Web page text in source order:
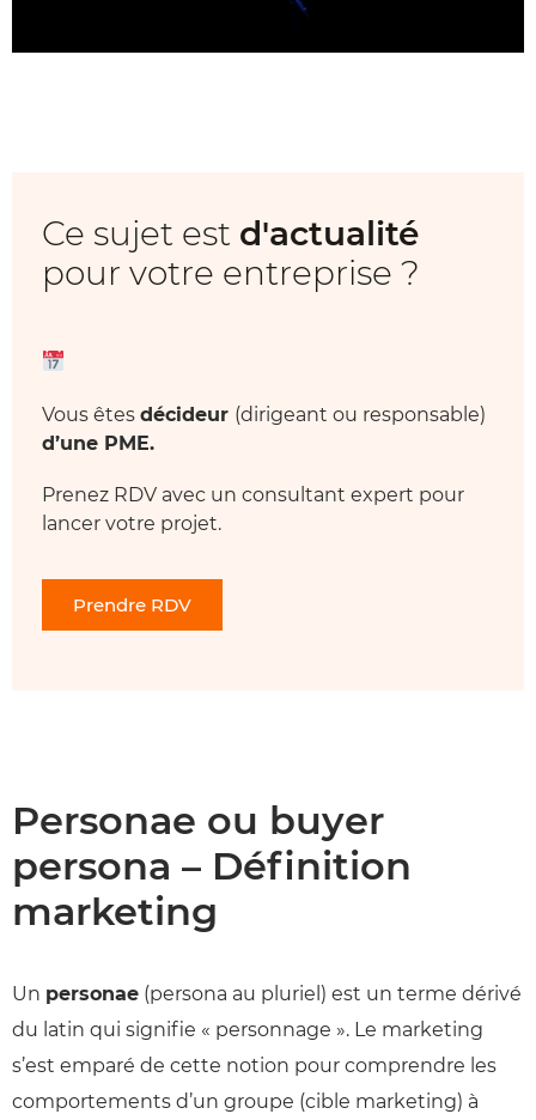
Ce sujet est d'actualité
pour votre entreprise ?
Vous êtes décideur (dirigeant ou responsable)
d’une PME.
Prenez RDV avec un consultant expert pour
lancer votre projet.
Prendre RDV
Personae ou buyer
persona – Définition
marketing
Un personae (persona au pluriel) est un terme dérivé
du latin qui signifie « personnage ». Le marketing
s’est emparé de cette notion pour comprendre les
comportements d’un groupe (cible marketing) à